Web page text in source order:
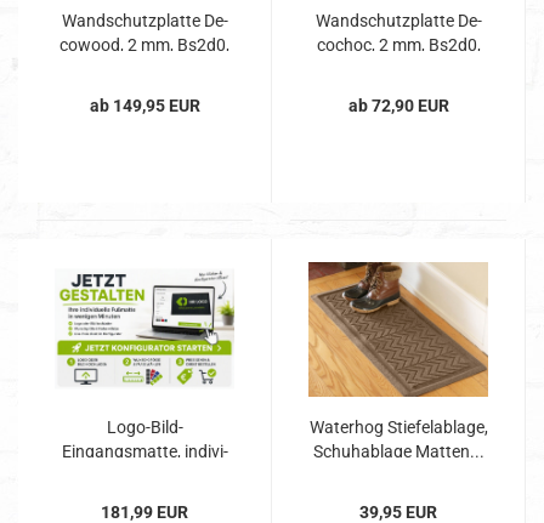
Wand­schutz­plat­te De­
co­wood, 2 mm, Bs2d0,
ab 149,95 EUR
Wand­schutz­plat­te De­
co­choc, 2 mm, Bs2d0,
ab 72,90 EUR
Logo-​Bild-​
Eingangsmatte, in­di­vi­
181,99 EUR
Wa­ter­hog Stie­fel­ab­la­ge,
Schuh­ab­la­ge Mat­ten...
39,95 EUR